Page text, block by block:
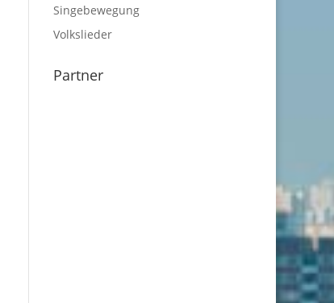
Singebewegung
Volkslieder
Partner